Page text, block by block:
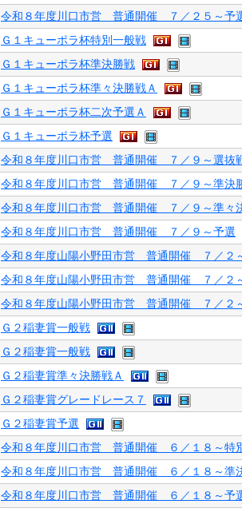
令和８年度川口市営 普通開催 ７／２５～予
Ｇ１キューポラ杯特別一般戦
Ｇ１キューポラ杯準決勝戦
Ｇ１キューポラ杯準々決勝戦Ａ
Ｇ１キューポラ杯二次予選Ａ
Ｇ１キューポラ杯予選
令和８年度川口市営 普通開催 ７／９～選抜
令和８年度川口市営 普通開催 ７／９～準決
令和８年度川口市営 普通開催 ７／９～準々
令和８年度川口市営 普通開催 ７／９～予選
令和８年度山陽小野田市営 普通開催 ７／２
令和８年度山陽小野田市営 普通開催 ７／２
令和８年度山陽小野田市営 普通開催 ７／２
Ｇ２稲妻賞一般戦
Ｇ２稲妻賞一般戦
Ｇ２稲妻賞準々決勝戦Ａ
Ｇ２稲妻賞グレードレース７
Ｇ２稲妻賞予選
令和８年度川口市営 普通開催 ６／１８～特
令和８年度川口市営 普通開催 ６／１８～準
令和８年度川口市営 普通開催 ６／１８～予